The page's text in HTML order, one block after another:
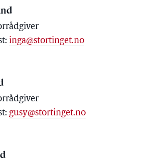
inga@stortinget.no
gusy@stortinget.no